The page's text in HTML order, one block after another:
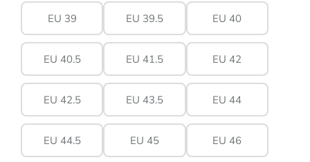
EU 39 EU 39.5 EU 40
EU 40.5 EU 41.5 EU 42
EU 42.5 EU 43.5 EU 44
EU 44.5 EU 45 EU 46